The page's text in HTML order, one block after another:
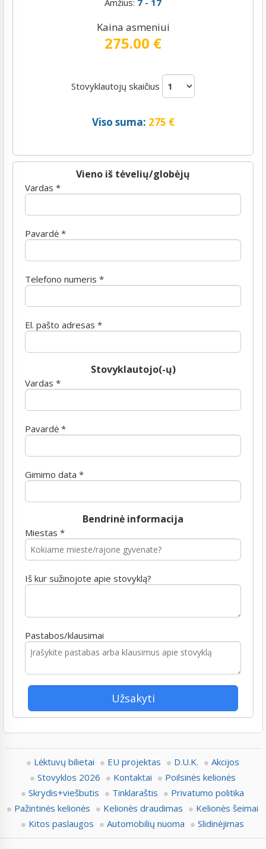
Amžius: 7 - 17
Kaina asmeniui
275.00 €
Stovyklautojų skaičius
Viso suma: 275 €
Vieno iš tėvelių/globėjų
Vardas *
Pavardė *
Telefono numeris *
El. pašto adresas *
Stovyklautojo(-ų)
Vardas *
Pavardė *
Gimimo data *
Bendrinė informacija
Miestas *
Iš kur sužinojote apie stovyklą?
Pastabos/klausimai
Lėktuvų bilietai EU projektas D.U.K.
Akcijos
Stovyklos 2026
Kontaktai
Poilsinės kelionės
Skrydis+viešbutis
Tinklaraštis
Privatumo politika
Pažintinės kelionės
Kelionės draudimas
Kelionės šeimai
Kitos paslaugos
Automobilių nuoma Slidinėjimas